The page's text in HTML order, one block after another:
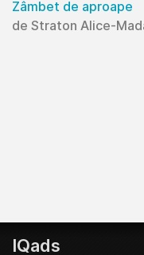
Zâmbet de aproape
IQads